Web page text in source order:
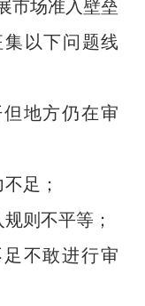
市场准入壁垒
以下问题线
但地方仍在审
足；
则不平等；
足不敢进行审